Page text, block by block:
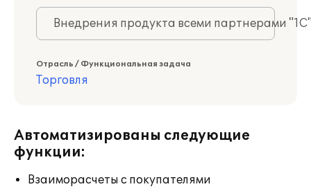
Внедрения продукта всеми партнерами
Отрасль / Функциональная задача
Торговля
Автоматизированы следующие
функции:
Взаиморасчеты с покупателями